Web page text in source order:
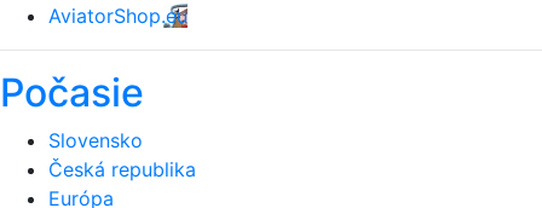
AviatorShop.eu
Počasie
Slovensko
Česká republika
Európa